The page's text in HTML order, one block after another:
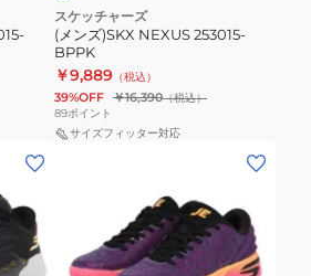
スケッチャーズ
(メンズ)SKX NEXUS 253015-
BPPK
￥9,889 （税込）
39%OFF ￥16,390（税込）
89ポイント
サイズフィッター対応